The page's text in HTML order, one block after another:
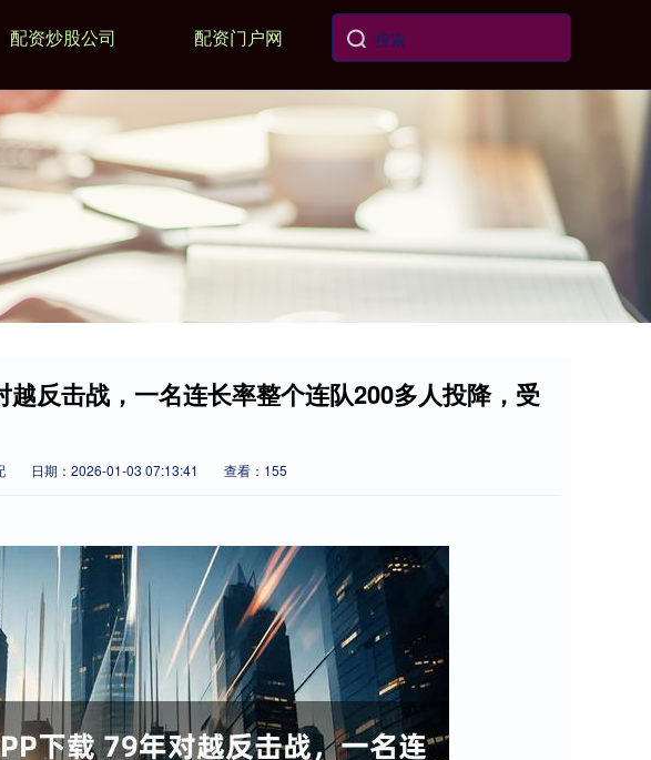
配资炒股公司 配资门户网
反击战，一名连长率整个连队200多人投降，受
日期：2026-01-03 07:13:41 查看：155